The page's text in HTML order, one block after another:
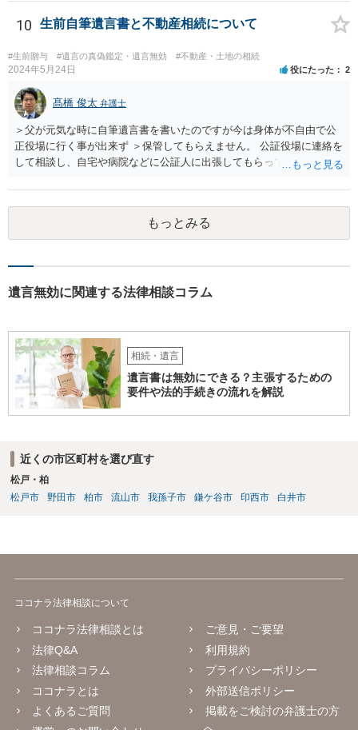
以前に、法定相続分や遺産分割未了の問題として整理すべき場合もあ
ります。 奥様において戸籍謄本、不動産登記簿、固定資産評価証明
書、遺言書の有無等を確認し、弁護士に個別に相談した方がよいと思
われます。
誘導しかしてこないと思います。
10 生前自筆遺言書と不動産相続について
#生前贈与 #遺言の真偽鑑定・遺言無効 #不動産・土地の相続
2024年5月24日 役にたった 2
髙橋 俊太 弁護士
＞父が元気な時に自筆遺言書を書いたのですが今は身体が不自由で公
正役場に行く事が出来ず ＞保管してもらえません。 公証役場に連絡を
して相談し、自宅や病院などに公証人に出張してもらって公正証書を
うことも可能です。 ＞不動産名義を父から母に名義変更しておいた方
がいいのではと考えていますがどう思いますか？ 詳細が不明であり何
とも言えないのですが、遺言内容との関わりもあると思いますので、
弁護士に事情等を説明して個別に相談した方がよいように思います。
もっとみる
遺言無効に関連する法律相談コラム
相続・遺言
遺言書は無効にできる？主張するための
要件や法的手続きの流れを解説
近くの市区町村を選び直す
松戸・柏
松戸市
野田市 柏市 流山市 我孫子市 鎌ケ谷市 印西市 白井市
ココナラ法律相談について
ココナラ法律相談とは
法律Q&A
法律相談コラム
ココナラとは
よくあるご質問
ご意見・ご要望
利用規約
プライバシーポリシー
外部送信ポリシー
掲載をご検討の弁護士の方